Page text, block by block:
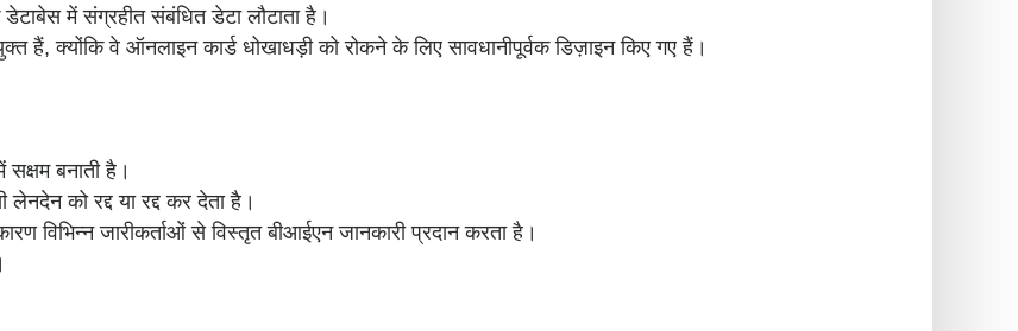
में संग्रहीत संबंधित डेटा लौटाता है।
हैं, क्योंकि वे ऑनलाइन कार्ड धोखाधड़ी को रोकने के लिए सावधानीपूर्वक डिज़ाइन किए गए हैं।
बनाती है।
को रद्द या रद्द कर देता है।
विभिन्न जारीकर्ताओं से विस्तृत बीआईएन जानकारी प्रदान करता है।